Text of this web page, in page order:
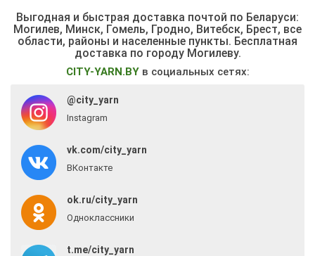
Выгодная и быстрая доставка почтой по Беларуси:
Могилев, Минск, Гомель, Гродно, Витебск, Брест, все
области, районы и населенные пункты. Бесплатная
доставка по городу Могилеву.
CITY-YARN.BYв социальных сетях:
@city_yarn
Instagram
vk.com/city_yarn
ВКонтакте
ok.ru/city_yarn
Одноклассники
t.me/city_yarn